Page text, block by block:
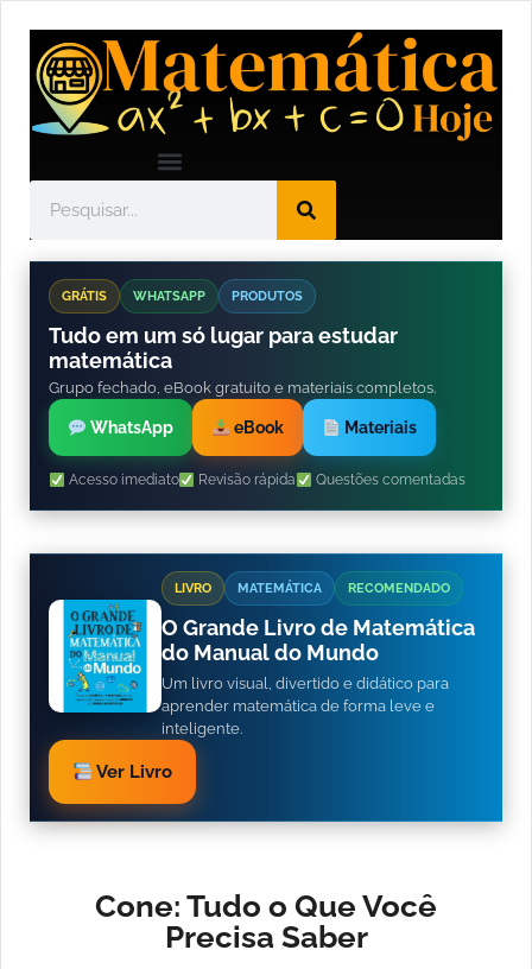
GRÁTIS WHATSAPP PRODUTOS
Tudo em um só lugar para estudar
matemática
Grupo fechado, eBook gratuito e materiais completos.
WhatsApp eBook Materiais
Acesso imediato Revisão rápida Questões comentadas
LIVRO MATEMÁTICA RECOMENDADO
O Grande Livro de Matemática
do Manual do Mundo
Um livro visual, divertido e didático para
aprender matemática de forma leve e
inteligente.
Ver Livro
Cone: Tudo o Que Você
Precisa Saber